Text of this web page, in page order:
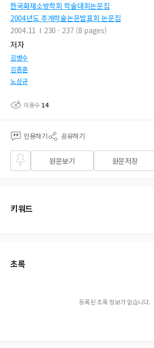
한국화재소방학회 학술대회논문집
2004년도 추계학술논문발표회 논문집
2004.11
230 - 237 (8 pages)
저자
김병수
김종훈
노삼규
이용수 14
인용하기 공유하기
즐겨
찾기
원문보기 원문저장
키워드
초록
등록된 초록 정보가 없습니다.